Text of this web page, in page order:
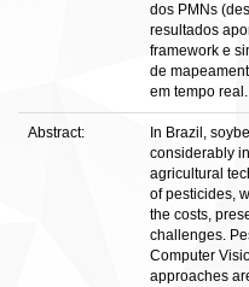
dos PMNs
resultados
framework e
de
em tempo real.
Abstract:
In Brazil,
considerably
agricultural
of pesticides,
the costs,
challenges.
Computer
approaches